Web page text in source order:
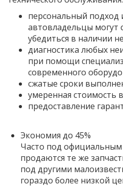
персональный подход
автовладельцы могут
убедиться в наличии
диагностика любых
при помощи
современного
сжатые сроки
умеренная стоимость
предоставление
Экономия до 45%
Часто под
продаются те же
под другими
гораздо более низкой